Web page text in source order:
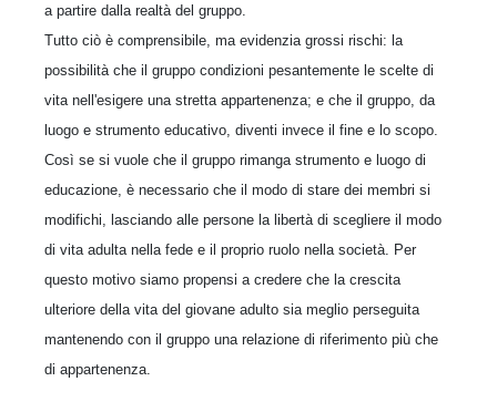
a partire dalla realtà del gruppo.
Tutto ciò è comprensibile, ma evidenzia grossi rischi: la
possibilità che il gruppo condizioni pesantemente le scelte di
vita nell'esigere una stretta appartenenza; e che il gruppo, da
luogo e strumento educativo, diventi invece il fine e lo scopo.
Così se si vuole che il gruppo rimanga strumento e luogo di
educazione, è necessario che il modo di stare dei membri si
modifichi, lasciando alle persone la libertà di scegliere il modo
di vita adulta nella fede e il proprio ruolo nella società. Per
questo motivo siamo propensi a credere che la crescita
ulteriore della vita del giovane adulto sia meglio perseguita
mantenendo con il gruppo una relazione di riferimento più che
di appartenenza.